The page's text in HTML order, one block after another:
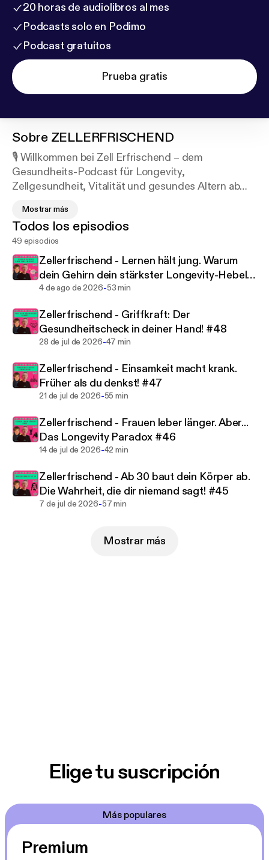
20 horas de audiolibros al mes
Podcasts solo en Podimo
Podcast gratuitos
Prueba gratis
Sobre ZELLERFRISCHEND
🎙️ Willkommen bei Zell Erfrischend – dem
Gesundheits-Podcast für Longevity,
Zellgesundheit, Vitalität und gesundes Altern ab
Hier findest du Inspiration, wie du mit den richtigen
Strategien deine Langlebigkeit fördern, dein
Immunsystem stärken, dein Wohlfühlgewicht
erreichen und deine mentale Klarheit steigern
kannst.Wir sprechen über Anti-Aging,
Mikronährstoffe, energievolle Ernährung,
alles wissenschaftlich fundiert und praxisnah. Du
bekommst Strategien und Routinen, die dir helfen,
dich heute und morgen rundum wohlzufühlen.🎯
Nicht nur für Frauen 40+, die mehr wollen als nur
die nächste Diät oder ein weiteres
Fitnessprogramm – sondern für alle, die echte,
nachhaltige Veränderung anstreben.In diesem
Podcast erwarten dich:
• Selbstgelebte, praxisnahe Tipps für deinen Alltag
• Wissenschaftlich fundierte Longevity-Impulse
Gesundheitsexperten
• Ehrliche Einblicke in die Reise zu mehr Energie,
Freude und Lebensqualität✨ Zell Erfrischend ist
Langlebigkeit und Lebensfreude.📌 Jetzt
Mostrar más
Todos los episodios
49 episodios
Zellerfrischend - Lernen hält jung. Warum
dein Gehirn dein stärkster Longevity-Hebel
ist. #49
4 de ago de 2026-53 min
Zellerfrischend - Griffkraft: Der
Gesundheitscheck in deiner Hand! #48
28 de jul de 2026-47 min
Zellerfrischend - Einsamkeit macht krank.
Früher als du denkst! #47
21 de jul de 2026-55 min
Zellerfrischend - Frauen leber länger. Aber...
Das Longevity Paradox #46
14 de jul de 2026-42 min
Zellerfrischend - Ab 30 baut dein Körper ab.
Die Wahrheit, die dir niemand sagt! #45
7 de jul de 2026-57 min
Mostrar más
Elige tu suscripción
Más populares
Premium